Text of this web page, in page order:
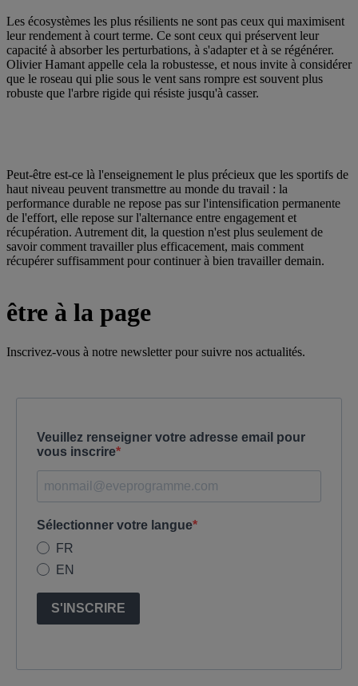
Les écosystèmes les plus résilients ne sont pas ceux qui maximisent
leur rendement à court terme. Ce sont ceux qui préservent leur
capacité à absorber les perturbations, à s'adapter et à se régénérer.
Olivier Hamant appelle cela la robustesse, et nous invite à considérer
que le roseau qui plie sous le vent sans rompre est souvent plus
robuste que l'arbre rigide qui résiste jusqu'à casser.
Peut-être est-ce là l'enseignement le plus précieux que les sportifs de
haut niveau peuvent transmettre au monde du travail : la
performance durable ne repose pas sur l'intensification permanente
de l'effort, elle repose sur l'alternance entre engagement et
récupération. Autrement dit, la question n'est plus seulement de
savoir comment travailler plus efficacement, mais comment
récupérer suffisamment pour continuer à bien travailler demain.
être à la page
Inscrivez-vous à notre newsletter pour suivre nos actualités.
Veuillez renseigner votre adresse email pour
vous inscrire
Sélectionner votre langue
FR
EN
S'INSCRIRE